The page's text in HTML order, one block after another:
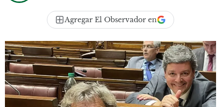
Agregar El Observador en